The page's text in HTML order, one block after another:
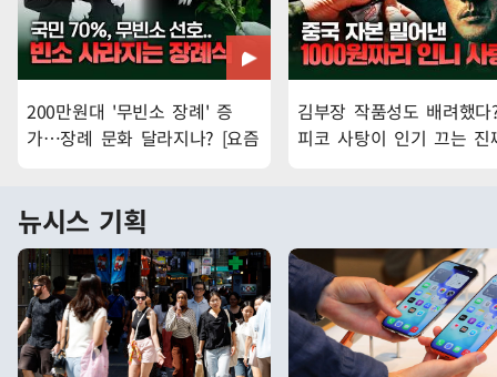
200만원대 '무빈소 장례' 증
가…장례 문화 달라지나? [요즘
김부장 작품성도 배려했다
피코 사탕이 인기 끄는 진
뉴시스 기획